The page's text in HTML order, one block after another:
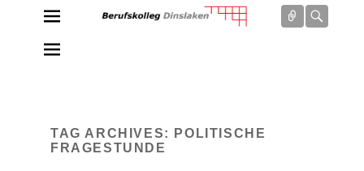
Connect
TAG ARCHIVES:
POLITISCHE
FRAGESTUNDE